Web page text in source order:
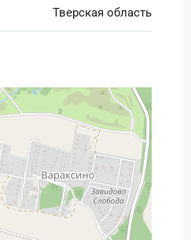
Тверская область